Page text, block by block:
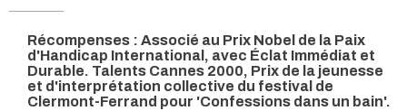
Récompenses : Associé au Prix Nobel de la Paix
d'Handicap International, avec Éclat Immédiat et
Durable. Talents Cannes 2000, Prix de la jeunesse
et d'interprétation collective du festival de
Clermont-Ferrand pour 'Confessions dans un bain'.